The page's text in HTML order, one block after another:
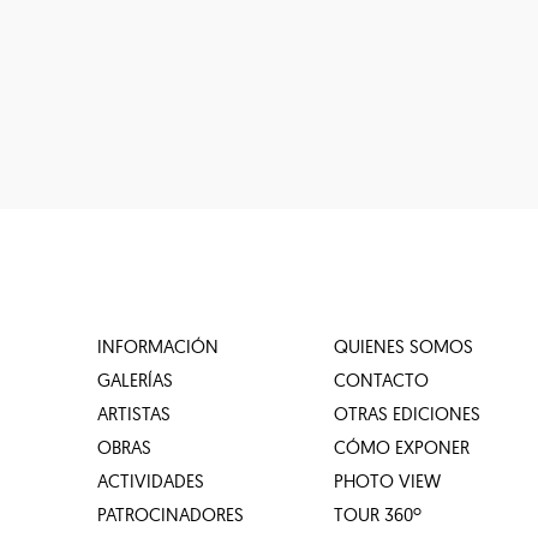
INFORMACIÓN
GALERÍAS
ARTISTAS
OBRAS
ACTIVIDADES
PATROCINADORES
QUIENES SOMOS
CONTACTO
OTRAS EDICIONES
CÓMO EXPONER
PHOTO VIEW
TOUR 360º